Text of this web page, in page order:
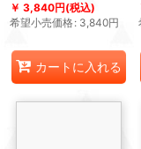
3,840円(税込)
希望小売価格: 3,840円
カートに入れる